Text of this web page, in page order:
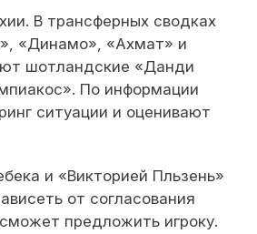
В трансферных сводках
«Динамо», «Ахмат» и
шотландские «Данди
По информации
ситуации и оценивают
и «Викторией Пльзень»
от согласования
предложить игроку.